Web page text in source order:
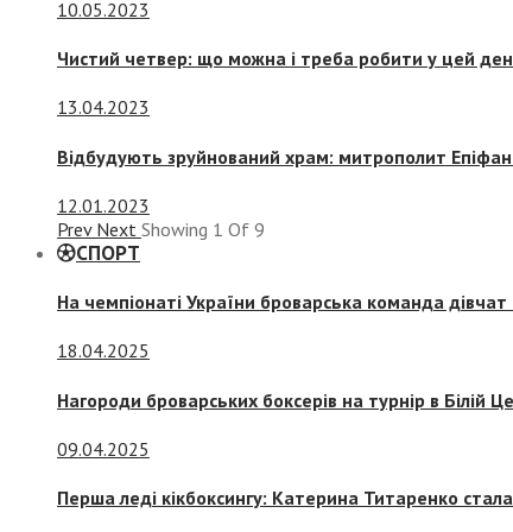
10.05.2023
Чистий четвер: що можна і треба робити у цей
13.04.2023
Відбудують зруйнований храм: митрополит
12.01.2023
Prev Next Showing 1 Of 9
СПОРТ
На чемпіонаті України броварська команда
18.04.2025
Нагороди броварських боксерів на турнір в Білій
09.04.2025
Перша леді кікбоксингу: Катерина Титаренко